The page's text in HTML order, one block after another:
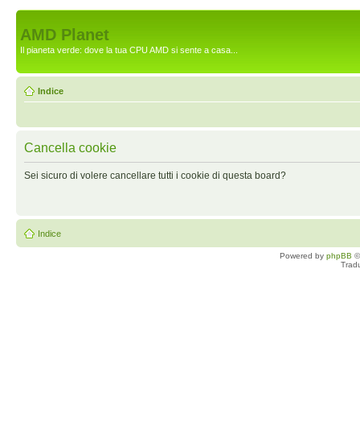
AMD Planet
Il pianeta verde: dove la tua CPU AMD si sente a casa...
Indice
Cancella cookie
Sei sicuro di volere cancellare tutti i cookie di questa board?
Indice
Powered by phpBB